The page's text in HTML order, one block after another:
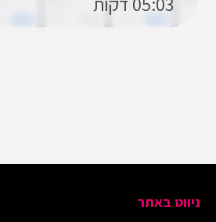
ניווט באתר